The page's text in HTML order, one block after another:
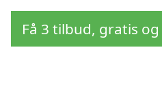
Få 3 tilbud, gratis